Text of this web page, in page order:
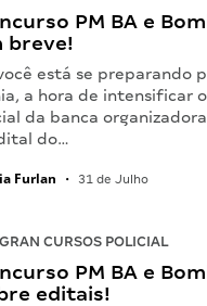
PM BA e
breve!
está se preparando
a hora de intensificar
da banca
do…
Furlan • 31 de Julho
GRAN CURSOS POLICIAL
PM BA e
editais!